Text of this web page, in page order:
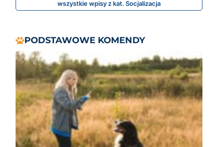
wszystkie wpisy z kat. Socjalizacja
PODSTAWOWE KOMENDY